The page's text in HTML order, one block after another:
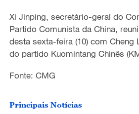
Xi Jinping, secretário-geral do
Partido Comunista da China,
desta sexta-feira (10) com Cheng
do partido Kuomintang Chinês
Fonte: CMG
Principais Notícias